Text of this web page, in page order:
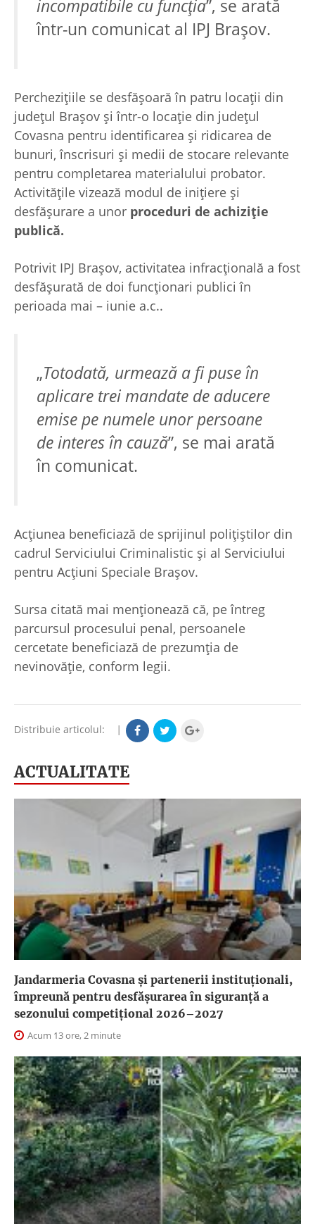
incompatibile cu funcția”, se arată
într-un comunicat al IPJ Brașov.
Perchezițiile se desfășoară în patru locații din
județul Brașov și într-o locație din județul
Covasna pentru identificarea și ridicarea de
bunuri, înscrisuri și medii de stocare relevante
pentru completarea materialului probator.
Activitățile vizează modul de inițiere și
desfășurare a unor proceduri de achiziție
publică.
Potrivit IPJ Brașov, activitatea infracțională a fost
desfășurată de doi funcționari publici în
perioada mai – iunie a.c..
„Totodată, urmează a fi puse în
aplicare trei mandate de aducere
emise pe numele unor persoane
de interes în cauză”, se mai arată
în comunicat.
Acțiunea beneficiază de sprijinul polițiștilor din
cadrul Serviciului Criminalistic și al Serviciului
pentru Acțiuni Speciale Brașov.
Sursa citată mai menționează că, pe întreg
parcursul procesului penal, persoanele
cercetate beneficiază de prezumția de
nevinovăție, conform legii.
Distribuie articolul: |
ACTUALITATE
Jandarmeria Covasna și partenerii instituționali,
împreună pentru desfășurarea în siguranță a
sezonului competițional 2026–2027
Acum 13 ore, 2 minute